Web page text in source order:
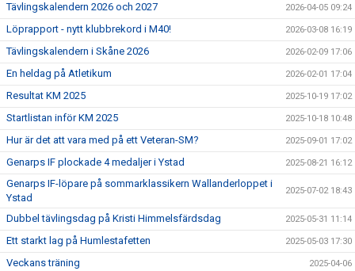
Tävlingskalendern 2026 och 2027 2026-04-05 09:24
Löprapport - nytt klubbrekord i M40! 2026-03-08 16:19
Tävlingskalendern i Skåne 2026 2026-02-09 17:06
En heldag på Atletikum 2026-02-01 17:04
Resultat KM 2025 2025-10-19 17:02
Startlistan inför KM 2025 2025-10-18 10:48
Hur är det att vara med på ett Veteran-SM? 2025-09-01 17:02
Genarps IF plockade 4 medaljer i Ystad 2025-08-21 16:12
Genarps IF-löpare på sommarklassikern Wallanderloppet i
Ystad
2025-07-02 18:43
Dubbel tävlingsdag på Kristi Himmelsfärdsdag 2025-05-31 11:14
Ett starkt lag på Humlestafetten 2025-05-03 17:30
Veckans träning 2025-04-06